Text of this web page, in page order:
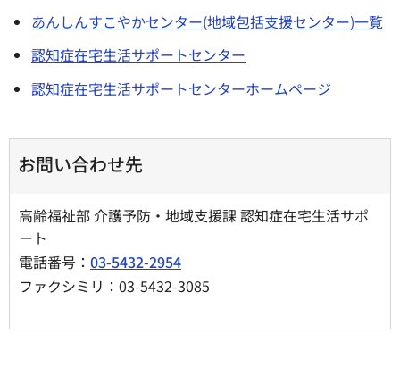
あんしんすこやかセンター(地域包括支援センター)一覧
認知症在宅生活サポートセンター
認知症在宅生活サポートセンターホームページ
お問い合わせ先
高齢福祉部 介護予防・地域支援課 認知症在宅生活サポ
ート
電話番号： 03-5432-2954
ファクシミリ：03-5432-3085